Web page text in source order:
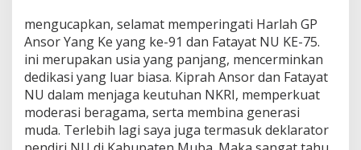
mengucapkan, selamat memperingati Harlah GP
Ansor Yang Ke yang ke-91 dan Fatayat NU KE-75.
ini merupakan usia yang panjang, mencerminkan
dedikasi yang luar biasa. Kiprah Ansor dan Fatayat
NU dalam menjaga keutuhan NKRI, memperkuat
moderasi beragama, serta membina generasi
muda. Terlebih lagi saya juga termasuk deklarator